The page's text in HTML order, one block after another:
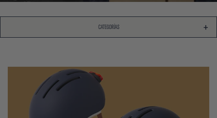
CATEGORÍAS